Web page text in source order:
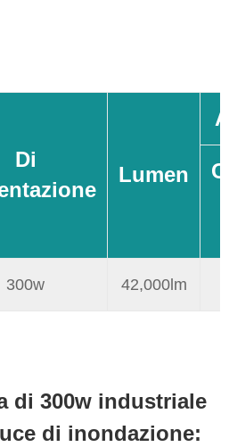
Di
Lumen
300w 42,000lm
di 300w industriale
di inondazione: